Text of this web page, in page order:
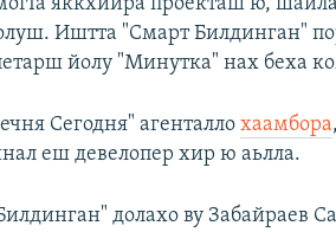
Иштта "Смарт Билдинган"
йолу "Минутка" нах беха
Сегодня" агенталлохаамбора
еш девелопер хир ю аьлла.
долахо ву Забайраев